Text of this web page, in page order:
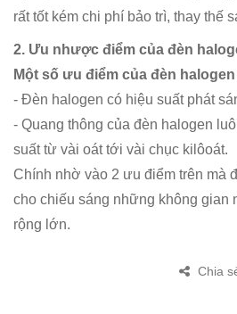
rất tốt kém chi phí bảo trì, thay thế
2. Ưu nhược điểm của đèn
Một số ưu điểm của đèn
- Đèn halogen có hiệu suất phát
- Quang thông của đèn halogen
suất từ vài oát tới vài chục kilôoát.
Chính nhờ vào 2 ưu điểm trên mà
cho chiếu sáng những không gian
rộng lớn.
Chia